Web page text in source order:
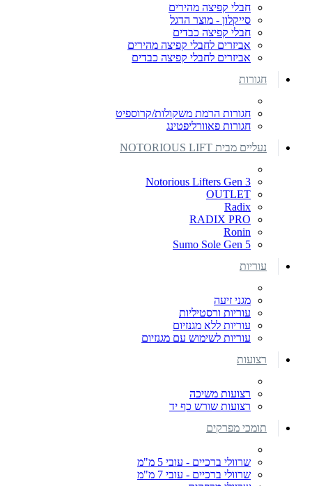
חבלי קפיצה מהירים
סייקלון - מוצר הדגל
חבלי קפיצה כבדים
אביזרים לחבלי קפיצה מהירים
אביזרים לחבלי קפיצה כבדים
חגורות
חגורות הרמת משקולות/קרוספיט
חגורות פאוורליפטינג
נעליים מבית NOTORIOUS LIFT
Notorious Lifters Gen 3
OUTLET
Radix
RADIX PRO
Ronin
Sumo Sole Gen 5
עוריות
מגני זיעה
עוריות ורסטיליות
עוריות ללא מגנזיום
עוריות לשימוש עם מגנזיום
רצועות
רצועות משיכה
רצועות שורש כף יד
תומכי מפרקים
שרוולי ברכיים - עובי 5 מ"מ
שרוולי ברכיים - עובי 7 מ"מ